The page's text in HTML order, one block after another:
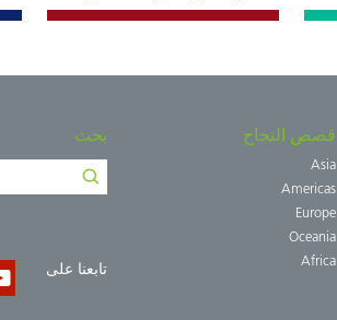
قصص النجاح
Asia
Americas
Europe
Oceania
Africa
بحث
تابعنا على